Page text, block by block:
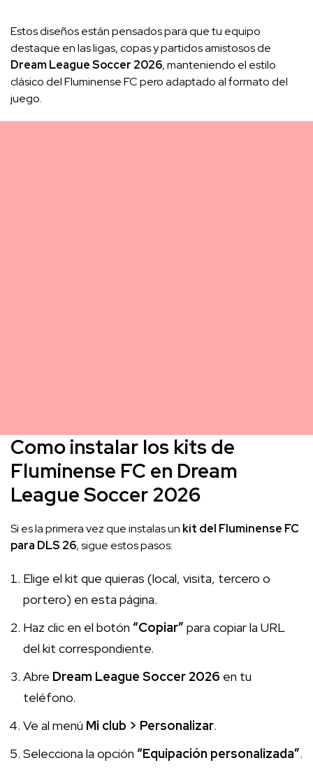
Estos diseños están pensados para que tu equipo
destaque en las ligas, copas y partidos amistosos de
Dream League Soccer 2026, manteniendo el estilo
clásico del Fluminense FC pero adaptado al formato del
juego.
Como instalar los kits de
Fluminense FC en Dream
League Soccer 2026
Si es la primera vez que instalas un kit del Fluminense FC
para DLS 26, sigue estos pasos:
Elige el kit que quieras (local, visita, tercero o
portero) en esta página.
Haz clic en el botón “Copiar” para copiar la URL
del kit correspondiente.
Abre Dream League Soccer 2026 en tu
teléfono.
Ve al menú Mi club > Personalizar.
Selecciona la opción “Equipación personalizada”.